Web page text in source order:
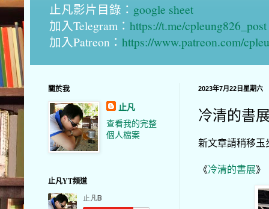
止凡影片目錄： google sheet
加入Telegram： https://t.me/cpleung826_post
加入Patreon： https://www.patreon.com/
2023年7月22日星期六
冷清的書
新文章請稍移玉
《冷清的書展》
關於我
止凡
查看我的完整
個人檔案
止凡YT頻道